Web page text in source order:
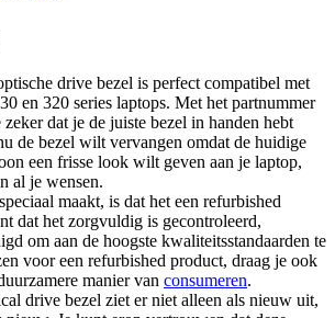
drive bezel is perfect compatibel met
en 320 series laptops. Met het partnummer
dat je de juiste bezel in handen hebt
de bezel wilt vervangen omdat de huidige
een frisse look wilt geven aan je laptop,
al je wensen.
maakt, is dat het een refurbished
dat het zorgvuldig is gecontroleerd,
om aan de hoogste kwaliteitsstandaarden te
voor een refurbished product, draag je ook
manier van consumeren.
drive bezel ziet er niet alleen als nieuw uit,